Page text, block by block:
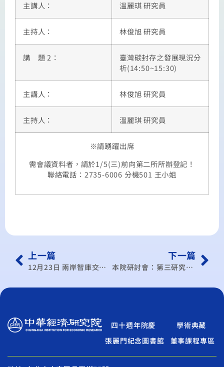
主講人： 溫麗琪 研究員
主持人： 林俊旭 研究員
講 題 2：
臺灣碳封存之發展現況分
析(14:50~15:30)
主講人： 林俊旭 研究員
主持人： 溫麗琪 研究員
※請踴躍出席
需會議資料者，請於1/5(三)前向第二所所辦登記！
聯絡電話：2735-6006 分機501 王小姐
上一篇
12月23日 兩岸智庫交流研討會
下一篇
本院研討會：第三研究所學術研討會(99/12月)
四十週年院慶
學術典藏
張麗門紀念圖書館
董事課程專區